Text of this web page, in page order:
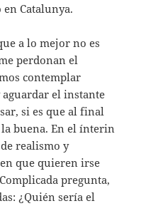
Catalunya.
a lo mejor no es
perdonan el
contemplar
aguardar el instante
si es que al final
buena. En el ínterin
realismo y
que quieren irse
pregunta,
¿Quién sería el